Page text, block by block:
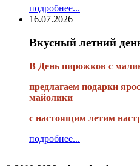
подробнее...
16.07.2026
Вкусный летний
В День пирожков с
предлагаем подарки
майолики
с настоящим летим
подробнее...